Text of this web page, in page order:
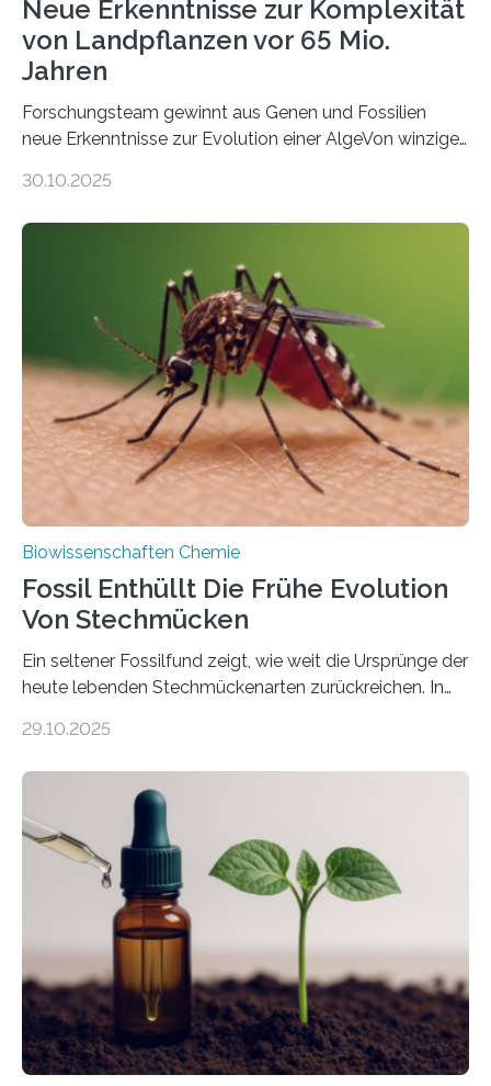
Neue Erkenntnisse zur Komplexität
von Landpflanzen vor 65 Mio.
Jahren
Forschungsteam gewinnt aus Genen und Fossilien
neue Erkenntnisse zur Evolution einer AlgeVon winzigen
Landpflanzen zählen zu den komplexesten
Grünalgen, die vor Hunderten von Millionen Jahren
lebten. Unter den Vorfahren sticht eine Gruppe heraus,
die noch heute in der Natur vorkommt: die
Süßwasseralge Coleochaetophyceae. Einige Arten
dieser Gruppe bilden aus Zellfäden dichte Geflechte
mit scheibenförmiger Gestalt. Was auffällig ist: Die
nächsten…
30.10.2025
Biowissenschaften Chemie
Fossil Enthüllt Die Frühe Evolution
Von Stechmücken
Ein seltener Fossilfund zeigt, wie weit die Ursprünge der
heute lebenden Stechmückenarten zurückreichen. In
Forschende die bisher älteste bekannte Stechmücken-
Region Kachin in Myanmar und hat sich in
ausgezeichnetem Zustand erhalten. Es konnte als neue
Art einer neuen Gattung beschrieben werden und trägt
nun den Namen Cretosabethes primaevus. Dieser erste
fossile Nachweis einer Stechmückenlarve in Bernstein
stellt gleichzeitig den ersten Fossilfund einer
Mückenlarve aus dem Mesozoikum dar, denn…
29.10.2025